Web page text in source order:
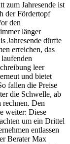
zum Jahresende ist
der Fördertopf
den
länger
Jahresende dürfte
erreichen, das
leer
und bietet
fallen die Preise
die Schwelle, ab
rechnen. Den
weiter: Diese
um ein Drittel
entlassen
Berater Max